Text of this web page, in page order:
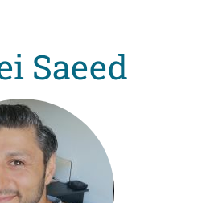
Saeed